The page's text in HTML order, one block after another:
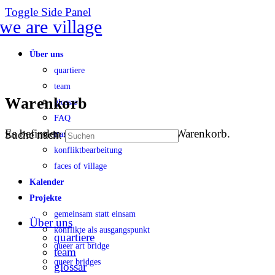
Toggle Side Panel
Über uns
quartiere
team
glossar
FAQ
transparenz
konfliktbearbeitung
faces of village
Kalender
Projekte
gemeinsam statt einsam
konflikte als ausgangspunkt
queer art bridge
queer bridges
Warenkorb
Es befinden sich keine Produkte im Warenkorb.
Suche nach:
Über uns
quartiere
team
glossar